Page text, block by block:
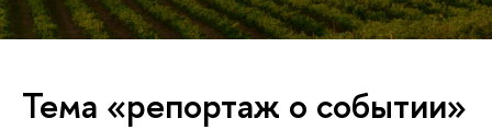
Тема «репортаж о событии»